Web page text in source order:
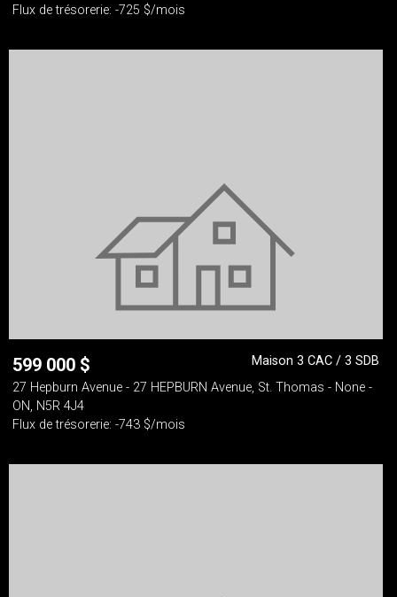
Flux de trésorerie: -725 $/mois
599 000 $
Maison 3 CAC / 3 SDB
27 Hepburn Avenue - 27 HEPBURN Avenue, St. Thomas - None -
ON, N5R 4J4
Flux de trésorerie: -743 $/mois